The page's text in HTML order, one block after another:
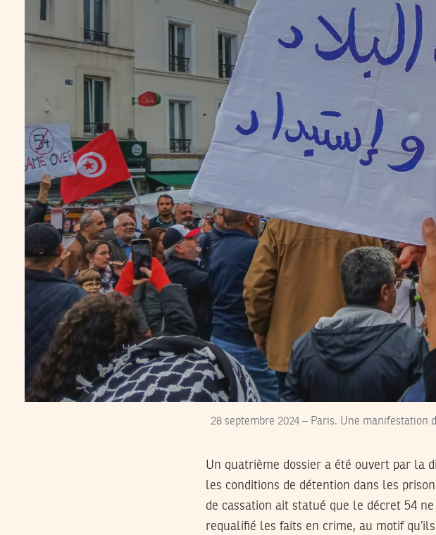
28 septembre 2024 – Paris. Une manifestation
Un quatrième dossier a été ouvert par la
les conditions de détention dans les
de cassation ait statué que le décret 54 ne
requalifié les faits en crime, au motif qu’ils